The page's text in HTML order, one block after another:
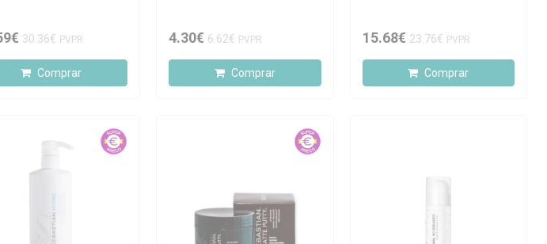
30.36€ PVPR
Comprar
4.30€ 6.62€ PVPR
Comprar
15.68€ 23.76€ PVPR
Comprar